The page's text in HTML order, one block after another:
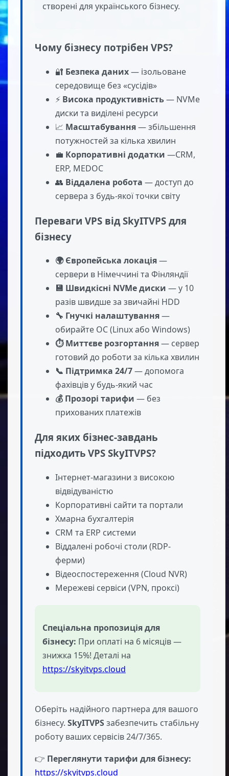
створені для українського бізнесу.
Чому бізнесу потрібен VPS?
🔐 Безпека даних— ізольоване
середовище без «сусідів»
⚡ Висока продуктивність— NVMe
диски та виділені ресурси
📈 Масштабування— збільшення
потужностей за кілька хвилин
💼 Корпоративні додатки —CRM,
ERP, MEDOC
👥 Віддалена робота — доступ до
сервера з будь-якої точки світу
Переваги VPS від SkyITVPS для
бізнесу
🌍 Європейська локація—
сервери в Німеччині та Фінляндії
💾 Швидкісні NVMe диски — у 10
разів швидше за звичайні HDD
🔧 Гнучкі налаштування—
обирайте ОС (Linux або Windows)
⏱ Миттєве розгортання— сервер
готовий до роботи за кілька хвилин
📞 Підтримка 24/7— допомога
фахівців у будь-який час
💰 Прозорі тарифи — без
прихованих платежів
Для яких бізнес-завдань
підходить VPS SkyITVPS?
Інтернет-магазини з високою
відвідуваністю
Корпоративні сайти та портали
Хмарна бухгалтерія
CRM та ERP системи
Віддалені робочі столи (RDP-
ферми)
Відеоспостереження (Cloud NVR)
Мережеві сервіси (VPN, проксі)
Спеціальна пропозиція для
бізнесу: При оплаті на 6 місяців —
знижка 15%! Деталі на
https://skyitvps.cloud
Оберіть надійного партнера для вашого
бізнесу. SkyITVPSзабезпечить стабільну
роботу ваших сервісів 24/7/365.
👉 Переглянути тарифи для бізнесу:
https://skyitvps.cloud